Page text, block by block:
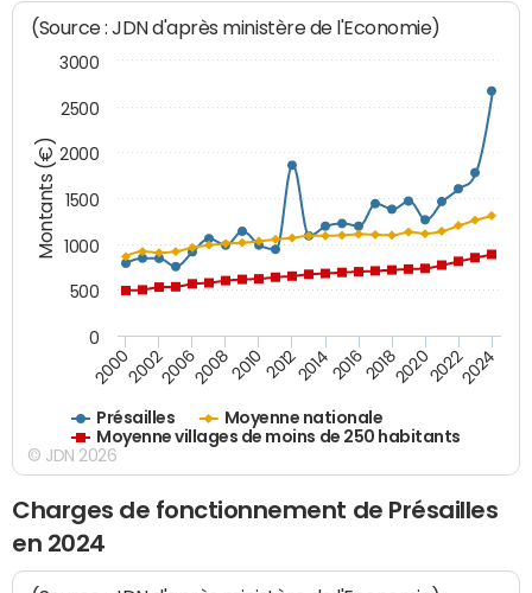
Montants (€)
(Source : JDN d'après ministère de l'Economie)
Présailles
Moyenne nationale
Moyenne villages de moins de 250 habitants
200020022006200820102012201420162018202020222024
0
500
1000
1500
2000
2500
3000
© JDN 2026
Charges de fonctionnement de Présailles
en 2024